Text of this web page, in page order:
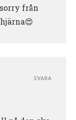
från
SVARA